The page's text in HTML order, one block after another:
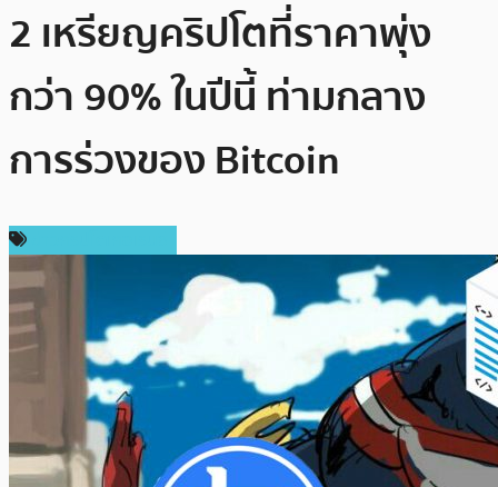
2 เหรียญคริปโตที่ราคาพุ่ง
กว่า 90% ในปีนี้ ท่ามกลาง
การร่วงของ Bitcoin